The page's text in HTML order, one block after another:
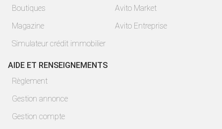
Boutiques
Magazine
Simulateur crédit immobilier
Avito Market
Avito Entreprise
AIDE ET RENSEIGNEMENTS
Règlement
Gestion annonce
Gestion compte